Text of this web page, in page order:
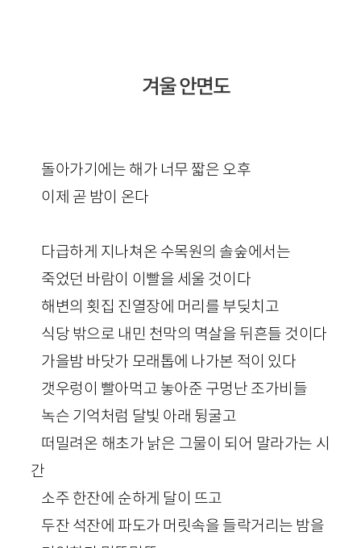
겨울 안면도
돌아가기에는 해가 너무 짧은 오후
이제 곧 밤이 온다
다급하게 지나쳐온 수목원의 솔숲에서는
죽었던 바람이 이빨을 세울 것이다
해변의 횟집 진열장에 머리를 부딪치고
식당 밖으로 내민 천막의 멱살을 뒤흔들 것이다
가을밤 바닷가 모래톱에 나가본 적이 있다
갯우렁이 빨아먹고 놓아준 구멍난 조가비들
녹슨 기억처럼 달빛 아래 뒹굴고
떠밀려온 해초가 낡은 그물이 되어 말라가는 시
간
소주 한잔에 순하게 달이 뜨고
두잔 석잔에 파도가 머릿속을 들락거리는 밤을